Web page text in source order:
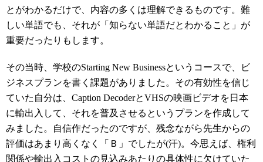
とがわかるだけで、内容の多くは理解できるものです。難
しい単語でも、それが「知らない単語だとわかること」が
重要だったりもします。
その当時、学校のStarting New Businessというコースで、ビ
ジネスプランを書く課題がありました。その有効性を信じ
ていた自分は、Caption DecoderとVHSの映画ビデオを日本
に輸出入して、それを普及させるというプランを作成して
みました。自信作だったのですが、残念ながら先生からの
評価はあまり高くなく「Ｂ」でしたが(汗)。今思えば、権利
関係や輸出入コストの見込みあたりの具体性に欠けていた